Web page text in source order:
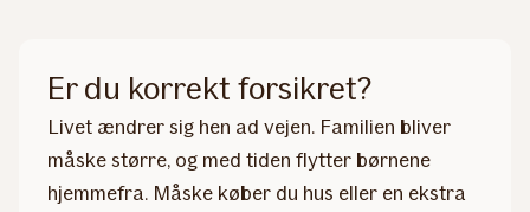
Er du korrekt forsikret?
Livet ændrer sig hen ad vejen. Familien bliver
måske større, og med tiden flytter børnene
hjemmefra. Måske køber du hus eller en ekstra